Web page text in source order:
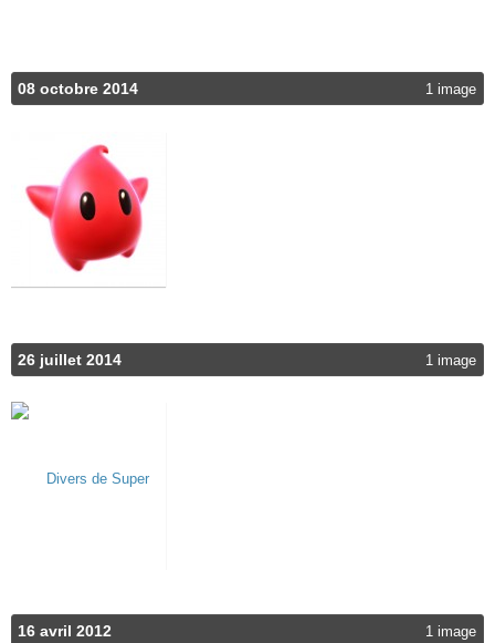
08 octobre 2014 1 image
26 juillet 2014 1 image
16 avril 2012 1 image